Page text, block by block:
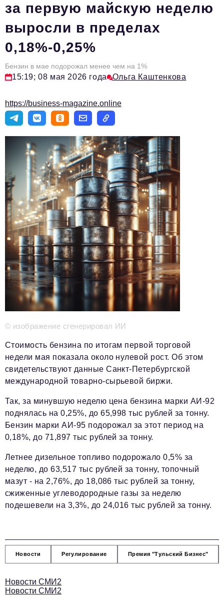
HR
Персона номера
Инфраструктура развития
Технологии и тренды
Импортозамещение
Мероприятия
Авторские материалы
Телефон редакции: +7 495 727-01-67
Электронные почты редакции:
Информационный отдел
info@business-magazine.online
Отдел рекламы
reklama@business-magazine.online
Отдел распространения/редакционная подписка
podpiska@business-magazine.online
Отдел по работе с партнерами
partner@business-magazine.online
за первую майскую неделю
выросли в пределах
0,18%-0,25%
Бензин в мае подорожал менее чем на 1%
15:19; 08 мая 2026 года Ольга Каштенкова
https://business-magazine.online
© изображение сгенерировал ИИ
Стоимость бензина по итогам первой торговой
недели мая показала около нулевой рост. Об этом
свидетельствуют данные Санкт-Петербургской
международной товарно-сырьевой биржи.
Так, за минувшую неделю цена бензина марки АИ-92
поднялась на 0,25%, до 65,998 тыс рублей за тонну.
Бензин марки АИ-95 подорожал за этот период на
0,18%, до 71,897 тыс рублей за тонну.
Летнее дизельное топливо подорожало 0,5% за
неделю, до 63,517 тыс рублей за тонну, топочный
мазут - на 2,76%, до 18,086 тыс рублей за тонну,
сжиженные углеводородные газы за неделю
подешевели на 3,3%, до 24,016 тыс рублей за тонну.
Новости Регулирование Премия "Тульский Бизнес"
Новости СМИ2
Новости СМИ2